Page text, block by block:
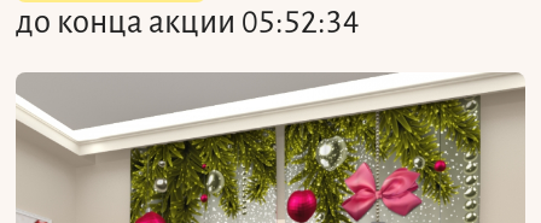
до конца акции 05:52:34